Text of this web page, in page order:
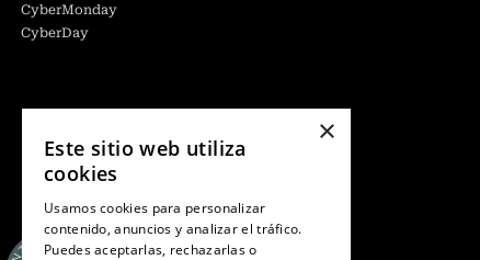
CyberMonday
CyberDay
×
Este sitio web utiliza
cookies
Usamos cookies para personalizar
contenido, anuncios y analizar el tráfico.
Puedes aceptarlas, rechazarlas o